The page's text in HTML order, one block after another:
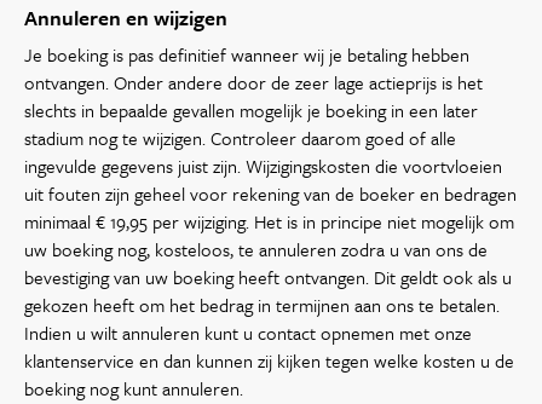
Annuleren en wijzigen
Je boeking is pas definitief wanneer wij je betaling hebben
ontvangen. Onder andere door de zeer lage actieprijs is het
slechts in bepaalde gevallen mogelijk je boeking in een later
stadium nog te wijzigen. Controleer daarom goed of alle
ingevulde gegevens juist zijn. Wijzigingskosten die voortvloeien
uit fouten zijn geheel voor rekening van de boeker en bedragen
minimaal € 19,95 per wijziging. Het is in principe niet mogelijk om
uw boeking nog, kosteloos, te annuleren zodra u van ons de
bevestiging van uw boeking heeft ontvangen. Dit geldt ook als u
gekozen heeft om het bedrag in termijnen aan ons te betalen.
Indien u wilt annuleren kunt u contact opnemen met onze
klantenservice en dan kunnen zij kijken tegen welke kosten u de
boeking nog kunt annuleren.